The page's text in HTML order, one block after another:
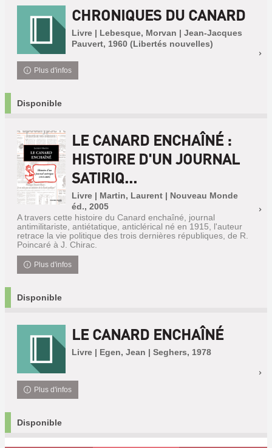
CHRONIQUES DU CANARD
Livre | Lebesque, Morvan | Jean-Jacques
Pauvert, 1960 (Libertés nouvelles)
Plus d'infos
Disponible
LE CANARD ENCHAÎNÉ :
HISTOIRE D'UN JOURNAL
SATIRIQ...
Livre | Martin, Laurent | Nouveau Monde
éd., 2005
A travers cette histoire du Canard enchaîné, journal
antimilitariste, antiétatique, anticlérical né en 1915, l'auteur
retrace la vie politique des trois dernières républiques, de R.
Poincaré à J. Chirac.
Plus d'infos
Disponible
LE CANARD ENCHAÎNÉ
Livre | Egen, Jean | Seghers, 1978
Plus d'infos
Disponible